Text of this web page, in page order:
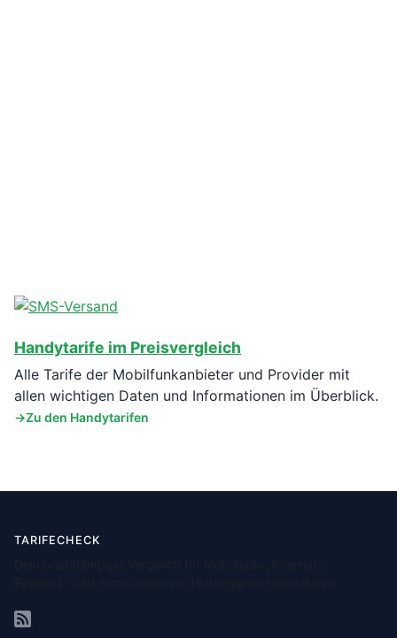
Handytarife im Preisvergleich
Alle Tarife der Mobilfunkanbieter und Provider mit
allen wichtigen Daten und Informationen im Überblick.
Zu den Handytarifen
TARIFECHECK